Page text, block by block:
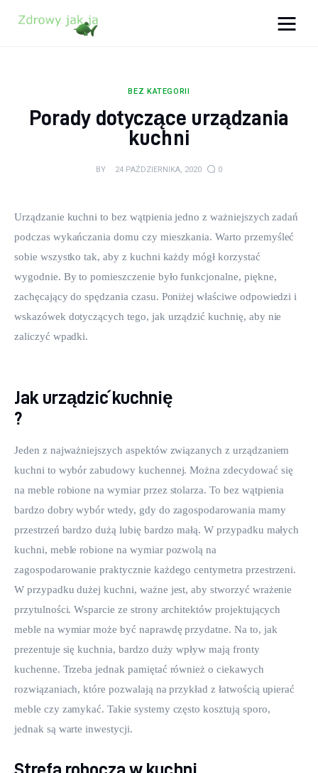
Zdrowy jak ja
Lifestyle
Kontakt
BEZ KATEGORII
Porady dotyczące urządzania
kuchni
BY 24 PAŹDZIERNIKA, 2020 0
Urządzanie kuchni to bez wątpienia jedno z ważniejszych zadań
podczas wykańczania domu czy mieszkania. Warto przemyśleć
sobie wszystko tak, aby z kuchni każdy mógł korzystać
wygodnie. By to pomieszczenie było funkcjonalne, piękne,
zachęcający do spędzania czasu. Poniżej właściwe odpowiedzi i
wskazówek dotyczących tego, jak urządzić kuchnię, aby nie
zaliczyć wpadki.
Jak urządzić kuchnię
?
Jeden z najważniejszych aspektów związanych z urządzaniem
kuchni to wybór zabudowy kuchennej. Można zdecydować się
na meble robione na wymiar przez stolarza. To bez wątpienia
bardzo dobry wybór wtedy, gdy do zagospodarowania mamy
przestrzeń bardzo dużą lubię bardzo małą. W przypadku małych
kuchni, meble robione na wymiar pozwolą na
zagospodarowanie praktycznie każdego centymetra przestrzeni.
W przypadku dużej kuchni, ważne jest, aby stworzyć wrażenie
przytulności. Wsparcie ze strony architektów projektujących
meble na wymiar może być naprawdę przydatne. Na to, jak
prezentuje się kuchnia, bardzo duży wpływ mają fronty
kuchenne. Trzeba jednak pamiętać również o ciekawych
rozwiązaniach, które pozwalają na przykład z łatwością upierać
meble czy zamykać. Takie systemy często kosztują sporo,
jednak są warte inwestycji.